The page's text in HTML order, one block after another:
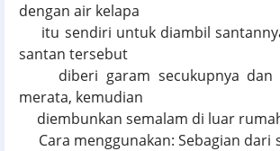
dengan air kelapa
itu sendiri untuk diambil
santan tersebut
diberi garam secukupnya dan
merata, kemudian
diembunkan semalam di luar
Cara menggunakan: Sebagian dari